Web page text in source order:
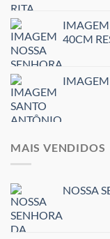
IMAGEM
40CM
IMAGEM
MAIS VENDIDOS
NOSSA